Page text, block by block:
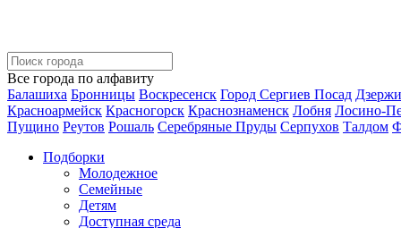
Все города по алфавиту
Балашиха Бронницы Воскресенск Город Сергиев Посад
Красноармейск Красногорск Краснознаменск Лобня Лосино-
Пущино Реутов Рошаль Серебряные Пруды Серпухов Талдом
Подборки
Молодежное
Семейные
Детям
Доступная среда